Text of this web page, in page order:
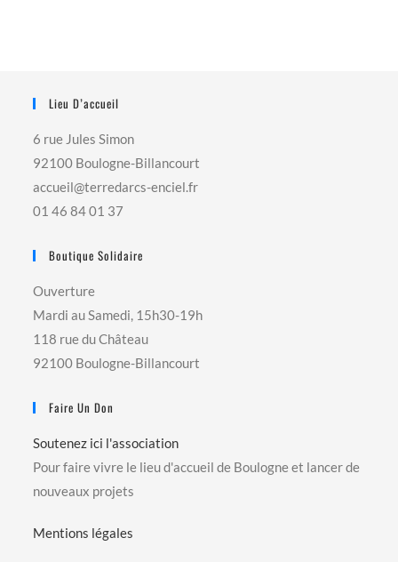
Lieu D’accueil
6 rue Jules Simon
92100 Boulogne-Billancourt
accueil@terredarcs-enciel.fr
01 46 84 01 37
Boutique Solidaire
Ouverture
Mardi au Samedi, 15h30-19h
118 rue du Château
92100 Boulogne-Billancourt
Faire Un Don
Soutenez ici l'association
Pour faire vivre le lieu d'accueil de Boulogne et lancer de
nouveaux projets
Mentions légales